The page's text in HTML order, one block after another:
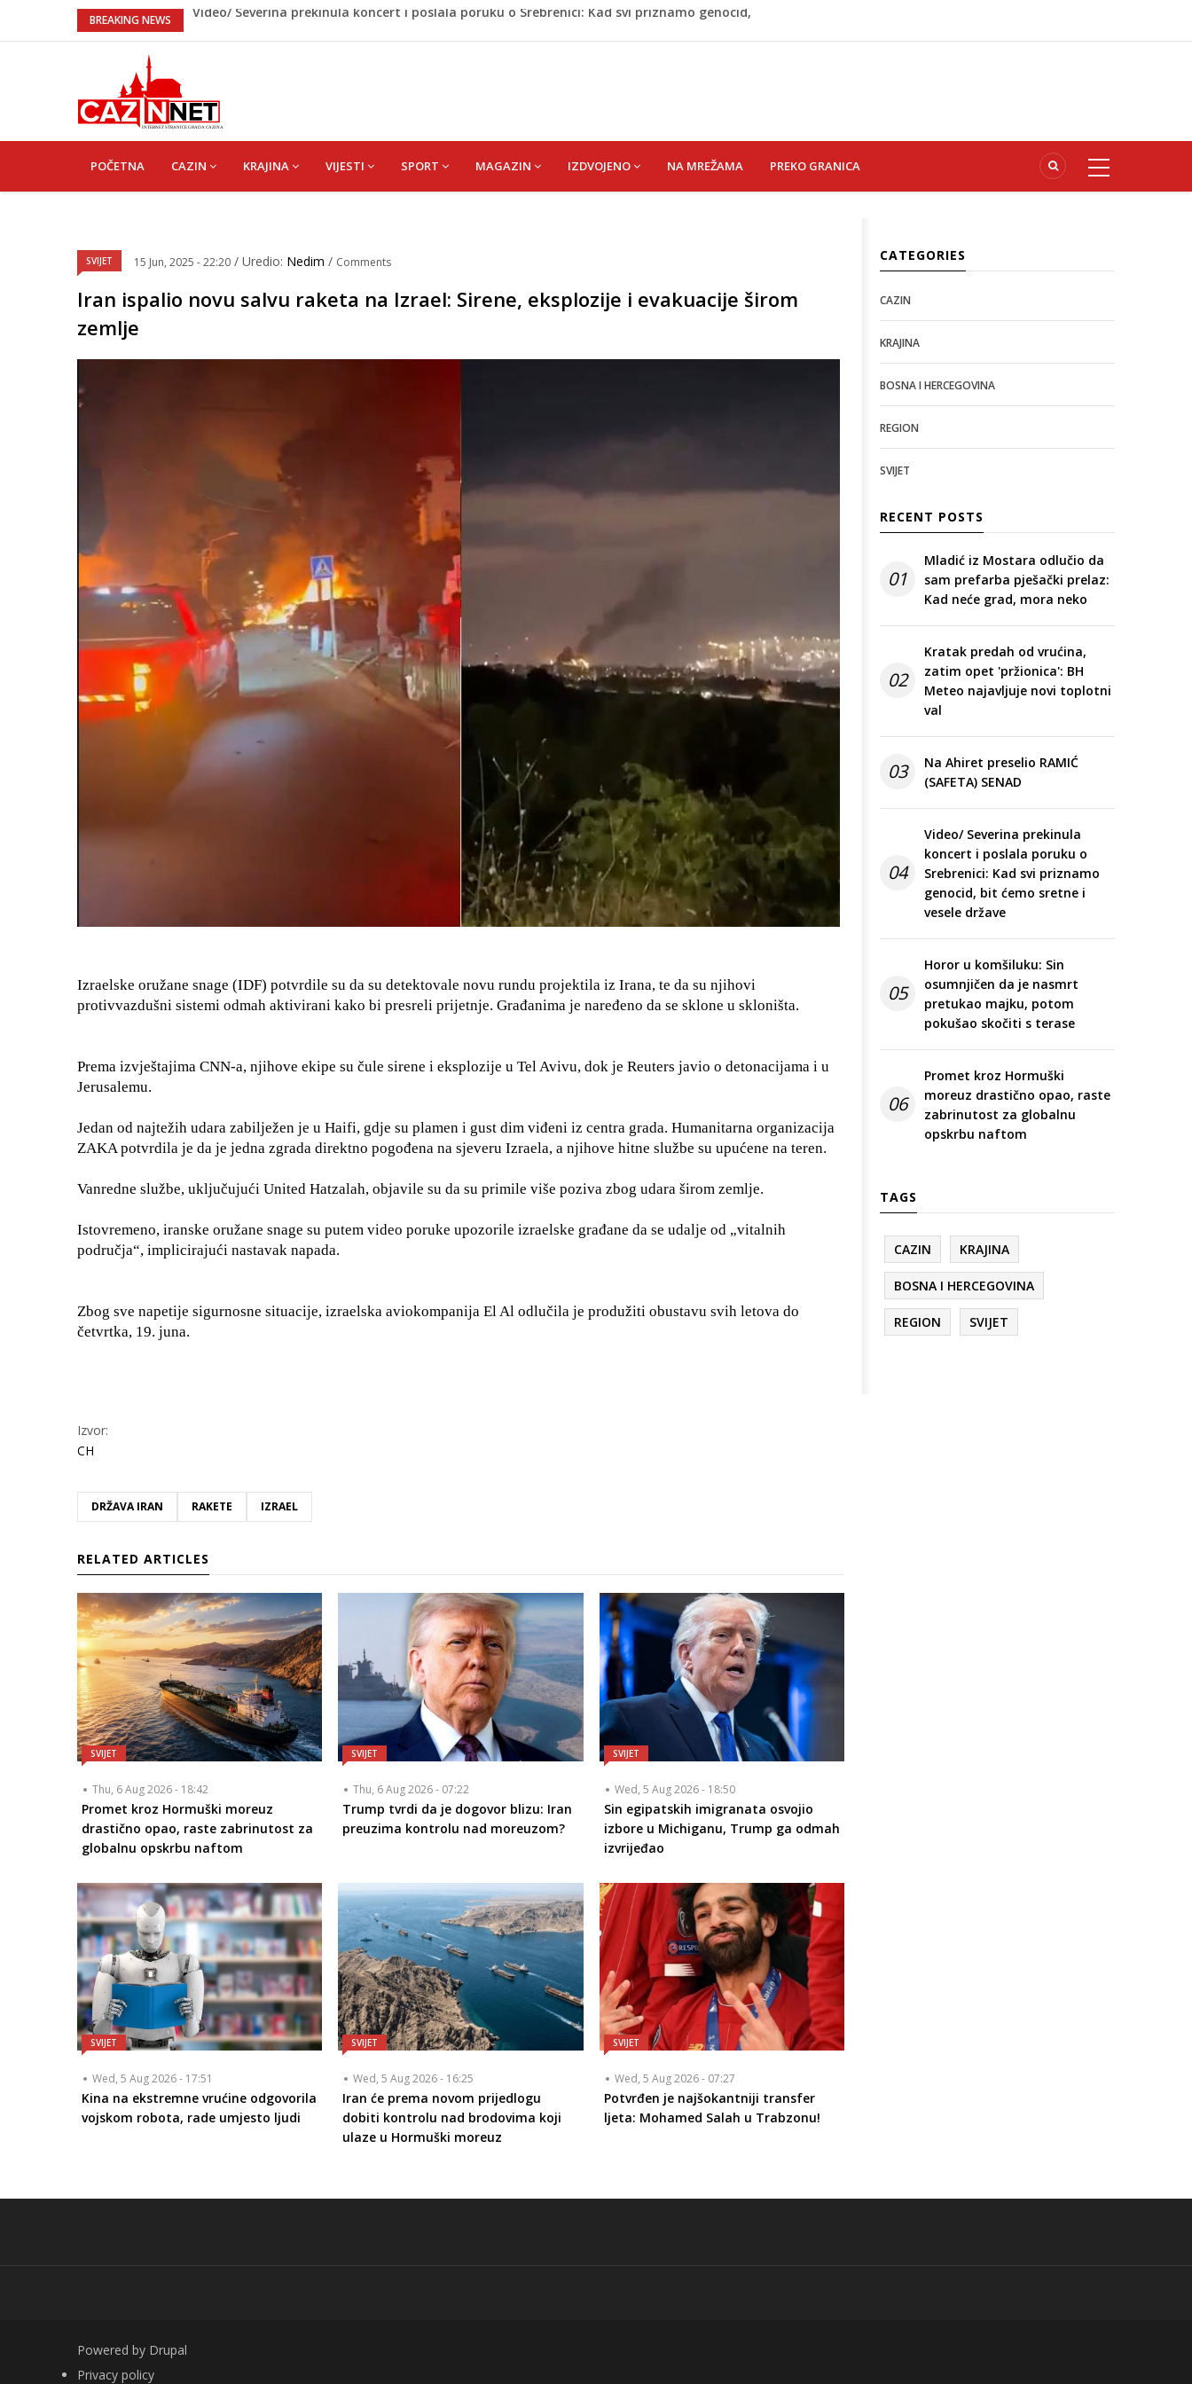
BREAKING NEWS
Na Ahiret preselio RAMIĆ (SAFETA) SENAD
Kratak predah od vrućina, zatim opet 'pržionica': BH Meteo najavljuje novi toplotni val
Video/ Severina prekinula koncert i poslala poruku o Srebrenici: Kad svi priznamo genocid,
bit ćemo sretne i vesele države
NAVIGATION
POČETNA CAZIN KRAJINA VIJESTI SPORT MAGAZIN IZDVOJENO NA MREŽAMA PREKO GRANICA
SVIJET 15 Jun, 2025 - 22:20 / Uredio: Nedim / Comments
Iran ispalio novu salvu raketa na Izrael: Sirene, eksplozije i evakuacije širom
zemlje
Izraelske oružane snage (IDF) potvrdile su da su detektovale novu rundu projektila iz Irana, te da su njihovi
protivvazdušni sistemi odmah aktivirani kako bi presreli prijetnje. Građanima je naređeno da se sklone u skloništa.
Prema izvještajima CNN-a, njihove ekipe su čule sirene i eksplozije u Tel Avivu, dok je Reuters javio o detonacijama i u
Jerusalemu.
Jedan od najtežih udara zabilježen je u Haifi, gdje su plamen i gust dim viđeni iz centra grada. Humanitarna organizacija
ZAKA potvrdila je da je jedna zgrada direktno pogođena na sjeveru Izraela, a njihove hitne službe su upućene na teren.
Vanredne službe, uključujući United Hatzalah, objavile su da su primile više poziva zbog udara širom zemlje.
Istovremeno, iranske oružane snage su putem video poruke upozorile izraelske građane da se udalje od „vitalnih
područja“, implicirajući nastavak napada.
Zbog sve napetije sigurnosne situacije, izraelska aviokompanija El Al odlučila je produžiti obustavu svih letova do
četvrtka, 19. juna.
Izvor:
CH
DRŽAVA IRAN RAKETE IZRAEL
RELATED ARTICLES
SVIJET
Thu, 6 Aug 2026 - 18:42
Promet kroz Hormuški moreuz
drastično opao, raste zabrinutost za
globalnu opskrbu naftom
SVIJET
Thu, 6 Aug 2026 - 07:22
Trump tvrdi da je dogovor blizu: Iran
preuzima kontrolu nad moreuzom?
SVIJET
Wed, 5 Aug 2026 - 18:50
Sin egipatskih imigranata osvojio
izbore u Michiganu, Trump ga odmah
izvrijeđao
SVIJET
Wed, 5 Aug 2026 - 17:51
Kina na ekstremne vrućine odgovorila
vojskom robota, rade umjesto ljudi
SVIJET
Wed, 5 Aug 2026 - 16:25
Iran će prema novom prijedlogu
dobiti kontrolu nad brodovima koji
ulaze u Hormuški moreuz
SVIJET
Wed, 5 Aug 2026 - 07:27
Potvrđen je najšokantniji transfer
ljeta: Mohamed Salah u Trabzonu!
CATEGORIES
CAZIN
KRAJINA
BOSNA I HERCEGOVINA
REGION
SVIJET
RECENT POSTS
01
Mladić iz Mostara odlučio da
sam prefarba pješački prelaz:
Kad neće grad, mora neko
02
Kratak predah od vrućina,
zatim opet 'pržionica': BH
Meteo najavljuje novi toplotni
val
03
Na Ahiret preselio RAMIĆ
(SAFETA) SENAD
04
Video/ Severina prekinula
koncert i poslala poruku o
Srebrenici: Kad svi priznamo
genocid, bit ćemo sretne i
vesele države
05
Horor u komšiluku: Sin
osumnjičen da je nasmrt
pretukao majku, potom
pokušao skočiti s terase
06
Promet kroz Hormuški
moreuz drastično opao, raste
zabrinutost za globalnu
opskrbu naftom
TAGS
CAZIN KRAJINA
BOSNA I HERCEGOVINA
REGION SVIJET
Powered by Drupal
FOOTER
Privacy policy